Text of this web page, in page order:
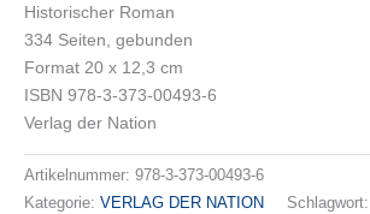
Historischer Roman
334 Seiten, gebunden
Format 20 x 12,3 cm
ISBN 978-3-373-00493-6
Verlag der Nation
Artikelnummer: 978-3-373-00493-6
Kategorie: VERLAG DER NATION Schlagwort: